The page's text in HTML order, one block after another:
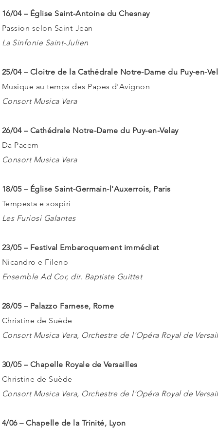
16/04 – Église Saint-Antoine du Chesnay
Passion selon Saint-Jean
La Sinfonie Saint-Julien
25/04 – Cloitre de la Cathédrale Notre-Dame du Puy-en-
Musique au temps des Papes d'Avignon
Consort Musica Vera
26/04 – Cathédrale Notre-Dame du Puy-en-Velay
Da Pacem
Consort Musica Vera
18/05 – Église Saint-Germain-l'Auxerrois, Paris
Tempesta e sospiri
Les Furiosi Galantes
23/05 – Festival Embaroquement immédiat
Nicandro e Fileno
Ensemble Ad Cor, dir. Baptiste Guittet
28/05 – ​Palazzo Farnese, Rome
Christine de Suède
Consort Musica Vera, Orchestre de l'Opéra Royal de
30/05 – Chapelle Royale de Versailles
Christine de Suède
Consort Musica Vera, Orchestre de l'Opéra Royal de
4/06 – Chapelle de la Trinité, Lyon